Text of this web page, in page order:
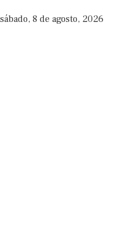
sábado, 8 de agosto, 2026